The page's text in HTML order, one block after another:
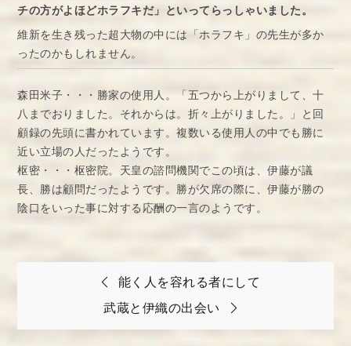
チの方がよほどホラフキだ」といってらっしゃいました。
維新を生き残った超大物の中には「ホラフキ」の先生が多か
ったのかもしれません。
森田米子・・・勝家の使用人。「五つから上がりまして、十
八までおりました。それからは。折々上がりました。」と回
顧録の先頭に書かれています。複数いる使用人の中でも勝に
近い立場の人だったようです。
枢密・・・枢密院。天皇の諮問機関でこの頃は、伊藤が議
長、勝は顧問だったようです。勝が欠席の際に、伊藤が勝の
陰口をいった事に対する応酬の一言のようです。
稿
ナ
能く人を容れる者にして
武蔵と伊織の出会い